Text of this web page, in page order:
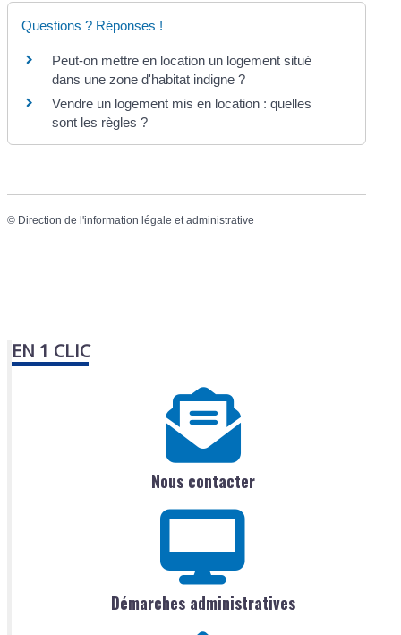
Questions ? Réponses !
Peut-on mettre en location un logement situé
dans une zone d'habitat indigne ?
Vendre un logement mis en location : quelles
sont les règles ?
© Direction de l'information légale et administrative
EN 1 CLIC
Nous contacter
Démarches administratives